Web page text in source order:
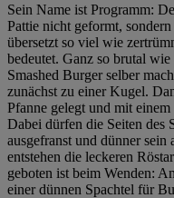
Sein Name ist Programm:
Pattie nicht geformt,
übersetzt so viel wie
bedeutet. Ganz so brutal
Smashed Burger selber
zunächst zu einer Kugel.
Pfanne gelegt und mit
Dabei dürfen die Seiten des
ausgefranst und dünner sein
entstehen die leckeren
geboten ist beim Wenden:
einer dünnen Spachtel für